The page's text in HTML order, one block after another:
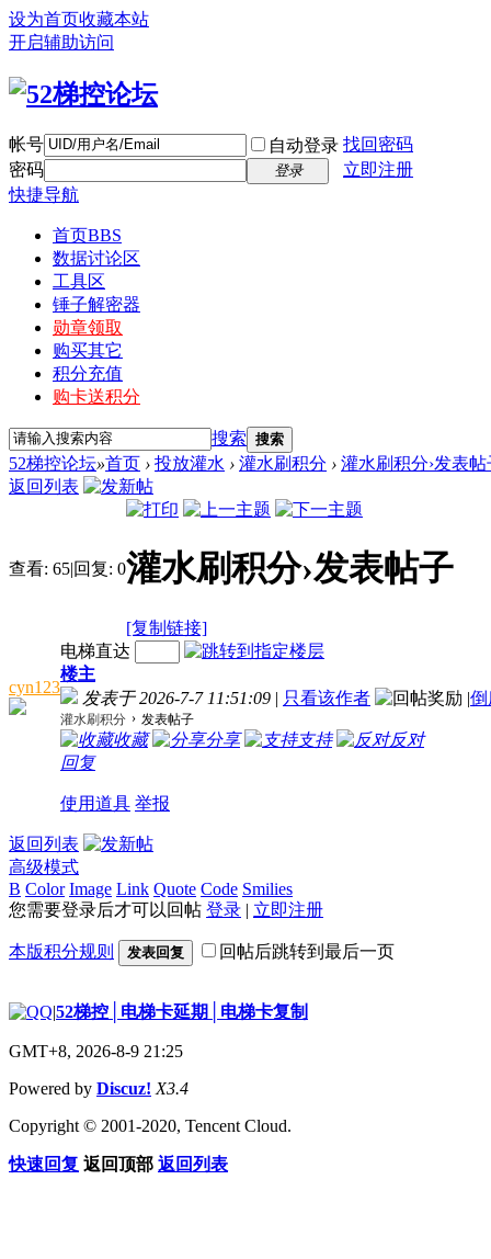
设为首页收藏本站
开启辅助访问
帐号 自动登录 找回密码
密码
登录
立即注册
快捷导航
首页BBS
数据讨论区
工具区
锤子解密器
勋章领取
购买其它
积分充值
购卡送积分
搜索 搜索
52梯控论坛»首页 › 投放灌水 › 灌水刷积分 › 灌水刷积分›发表帖
返回列表
查看: 65|回复: 0灌水刷积分›发表帖子
[复制链接]
cyn123
电梯直达
楼主
发表于 2026-7-7 11:51:09 | 只看该作者 |倒
灌水刷积分 › 发表帖子
收藏 分享 支持
反对
回复
使用道具 举报
返回列表
高级模式
B Color Image Link Quote Code Smilies
您需要登录后才可以回帖 登录 | 立即注册
本版积分规则 发表回复 回帖后跳转到最后一页
|52梯控│电梯卡延期│电梯卡复制
GMT+8, 2026-8-9 21:25
Powered by Discuz! X3.4
Copyright © 2001-2020, Tencent Cloud.
快速回复 返回顶部 返回列表